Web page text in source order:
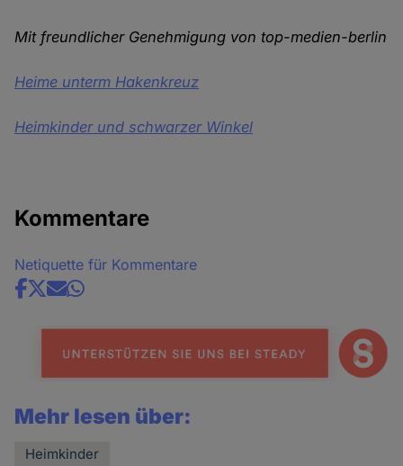
Mit freundlicher Genehmigung von top-medien-berlin
Heime unterm Hakenkreuz
Heimkinder und schwarzer Winkel
Kommentare
Netiquette für Kommentare
Share
news
Mehr lesen über:
Heimkinder